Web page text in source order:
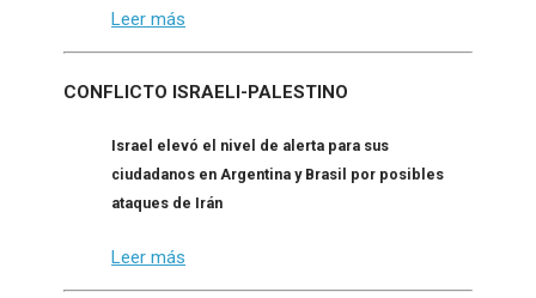
Leer más
CONFLICTO ISRAELI-PALESTINO
Israel elevó el nivel de alerta para sus
ciudadanos en Argentina y Brasil por posibles
ataques de Irán
Leer más